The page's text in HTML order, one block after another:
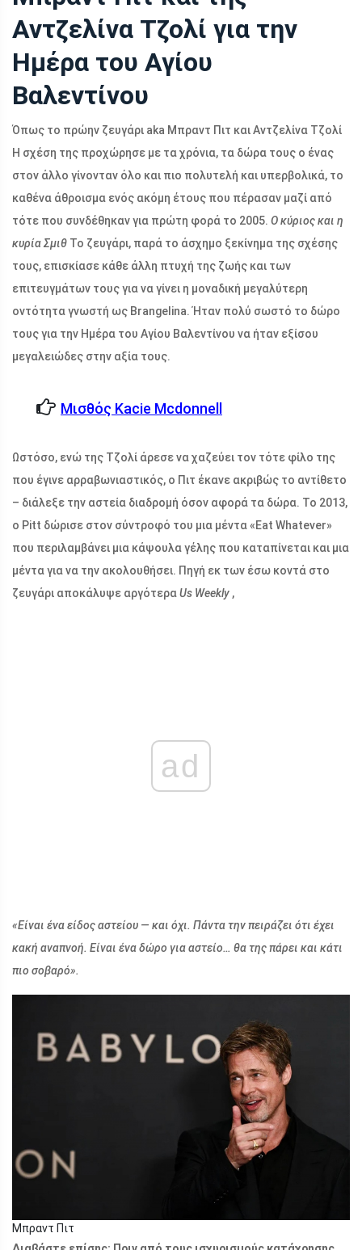
Αντζελίνα Τζολί για την
Ημέρα του Αγίου
Βαλεντίνου
Όπως το πρώην ζευγάρι aka Μπραντ Πιτ και Αντζελίνα Τζολί
Η σχέση της προχώρησε με τα χρόνια, τα δώρα τους ο ένας
στον άλλο γίνονταν όλο και πιο πολυτελή και υπερβολικά, το
καθένα άθροισμα ενός ακόμη έτους που πέρασαν μαζί από
τότε που συνδέθηκαν για πρώτη φορά το 2005. Ο κύριος και η
κυρία Σμιθ Το ζευγάρι, παρά το άσχημο ξεκίνημα της σχέσης
τους, επισκίασε κάθε άλλη πτυχή της ζωής και των
επιτευγμάτων τους για να γίνει η μοναδική μεγαλύτερη
οντότητα γνωστή ως Brangelina. Ήταν πολύ σωστό το δώρο
τους για την Ημέρα του Αγίου Βαλεντίνου να ήταν εξίσου
μεγαλειώδες στην αξία τους.
Μισθός Kacie Mcdonnell
Ωστόσο, ενώ της Τζολί άρεσε να χαζεύει τον τότε φίλο της
που έγινε αρραβωνιαστικός, ο Πιτ έκανε ακριβώς το αντίθετο
– διάλεξε την αστεία διαδρομή όσον αφορά τα δώρα. Το 2013,
ο Pitt δώρισε στον σύντροφό του μια μέντα «Eat Whatever»
που περιλαμβάνει μια κάψουλα γέλης που καταπίνεται και μια
μέντα για να την ακολουθήσει. Πηγή εκ των έσω κοντά στο
ζευγάρι αποκάλυψε αργότεραUs Weekly ,
ad
«Είναι ένα είδος αστείου — και όχι. Πάντα την πειράζει ότι έχει
κακή αναπνοή. Είναι ένα δώρο για αστείο… θα της πάρει και κάτι
πιο σοβαρό».
Μπραντ Πιτ